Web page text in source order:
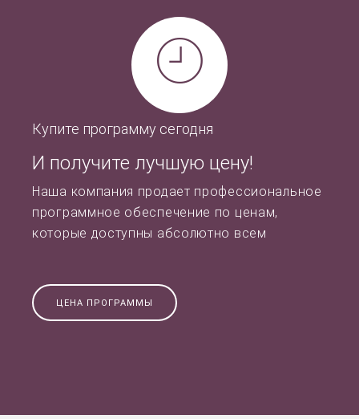
Купите программу сегодня
И получите лучшую цену!
Наша компания продает профессиональное
программное обеспечение по ценам,
которые доступны абсолютно всем
ЦЕНА ПРОГРАММЫ